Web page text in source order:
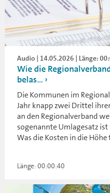
Audio | 14.05.2026 | Länge:
Wie die
belas...
Die Kommunen im
Jahr knapp zwei Drittel
an den Regionalverband
sogenannte Umlagesatz
Was die Kosten in die
Länge: 00:00:40